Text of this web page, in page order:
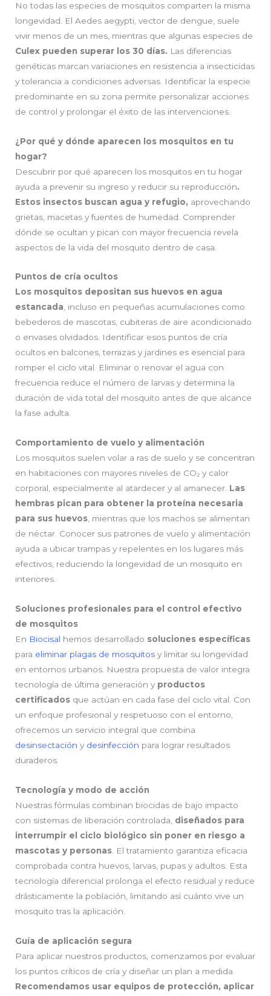
No todas las especies de mosquitos comparten la misma
longevidad. El Aedes aegypti, vector de dengue, suele
vivir menos de un mes, mientras que algunas especies de
Culex pueden superar los 30 días. Las diferencias
genéticas marcan variaciones en resistencia a insecticidas
y tolerancia a condiciones adversas. Identificar la especie
predominante en su zona permite personalizar acciones
de control y prolongar el éxito de las intervenciones.
¿Por qué y dónde aparecen los mosquitos en tu
hogar?
Descubrir por qué aparecen los mosquitos en tu hogar
ayuda a prevenir su ingreso y reducir su reproducción.
Estos insectos buscan agua y refugio, aprovechando
grietas, macetas y fuentes de humedad. Comprender
dónde se ocultan y pican con mayor frecuencia revela
aspectos de la vida del mosquito dentro de casa.
Puntos de cría ocultos
Los mosquitos depositan sus huevos en agua
estancada, incluso en pequeñas acumulaciones como
bebederos de mascotas, cubiteras de aire acondicionado
o envases olvidados. Identificar esos puntos de cría
ocultos en balcones, terrazas y jardines es esencial para
romper el ciclo vital. Eliminar o renovar el agua con
frecuencia reduce el número de larvas y determina la
duración de vida total del mosquito antes de que alcance
la fase adulta.
Comportamiento de vuelo y alimentación
Los mosquitos suelen volar a ras de suelo y se concentran
en habitaciones con mayores niveles de CO₂ y calor
corporal, especialmente al atardecer y al amanecer. Las
hembras pican para obtener la proteína necesaria
para sus huevos, mientras que los machos se alimentan
de néctar. Conocer sus patrones de vuelo y alimentación
ayuda a ubicar trampas y repelentes en los lugares más
efectivos, reduciendo la longevidad de un mosquito en
interiores.
Soluciones profesionales para el control efectivo
de mosquitos
En Biocisal hemos desarrollado soluciones específicas
para eliminar plagas de mosquitos y limitar su longevidad
en entornos urbanos. Nuestra propuesta de valor integra
tecnología de última generación y productos
certificados que actúan en cada fase del ciclo vital. Con
un enfoque profesional y respetuoso con el entorno,
ofrecemos un servicio integral que combina
desinsectación y desinfección para lograr resultados
duraderos.
Tecnología y modo de acción
Nuestras fórmulas combinan biocidas de bajo impacto
con sistemas de liberación controlada, diseñados para
interrumpir el ciclo biológico sin poner en riesgo a
mascotas y personas. El tratamiento garantiza eficacia
comprobada contra huevos, larvas, pupas y adultos. Esta
tecnología diferencial prolonga el efecto residual y reduce
drásticamente la población, limitando así cuánto vive un
mosquito tras la aplicación.
Guía de aplicación segura
Para aplicar nuestros productos, comenzamos por evaluar
los puntos críticos de cría y diseñar un plan a medida.
Recomendamos usar equipos de protección, aplicar